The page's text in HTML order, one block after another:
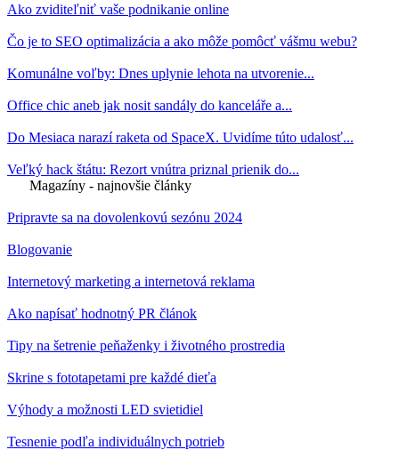
Ako zviditeľniť vaše podnikanie online
Čo je to SEO optimalizácia a ako môže pomôcť vášmu webu?
Komunálne voľby: Dnes uplynie lehota na utvorenie...
Office chic aneb jak nosit sandály do kanceláře a...
Do Mesiaca narazí raketa od SpaceX. Uvidíme túto udalosť...
Veľký hack štátu: Rezort vnútra priznal prienik do...
Magazíny - najnovšie články
Pripravte sa na dovolenkovú sezónu 2024
Blogovanie
Internetový marketing a internetová reklama
Ako napísať hodnotný PR článok
Tipy na šetrenie peňaženky i životného prostredia
Skrine s fototapetami pre každé dieťa
Výhody a možnosti LED svietidiel
Tesnenie podľa individuálnych potrieb